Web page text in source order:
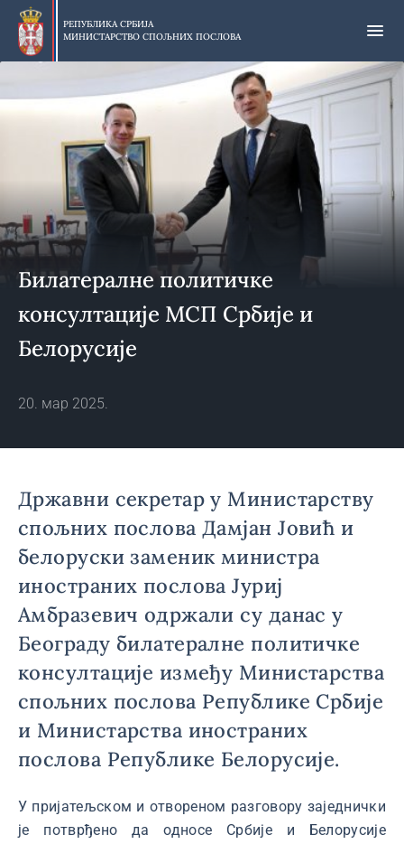
Прескочи
главни
део
РЕПУБЛИКА СРБИЈА
МИНИСТАРСТВО СПОЉНИХ ПОСЛОВА
Билатералне политичке
консултације МСП Србије и
Белорусије
20. мар 2025.
Државни секретар у Министарству
спољних послова Дамјан Јовић и
белоруски заменик министра
иностраних послова Јуриј
Амбразевич одржали су данас у
Београду билатералне политичке
консултације између Министарства
спољних послова Републике Србије
и Министарства иностраних
послова Републике Белорусије.
У пријатељском и отвореном разговору заједнички
је потврђено да односе Србије и Белорусије